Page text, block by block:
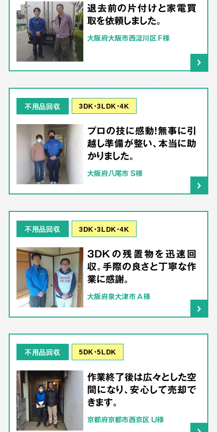
退去前の片付けと家電買
取を依頼しました。
大阪府大阪市西淀川区 F様
不用品回収 3DK･3LDK･4K
プロの技に感動！無事に引
越し準備が整い、本当に助
かりました。
大阪府八尾市 S様
不用品回収 3DK･3LDK･4K
3DKの残置物を迅速回
収。手際の良さと丁寧な作
業に感謝。
大阪府泉大津市 A様
不用品回収 5DK･5LDK
作業終了後は広々とした空
間になり、安心して売却で
きます。
京都府京都市西京区 U様